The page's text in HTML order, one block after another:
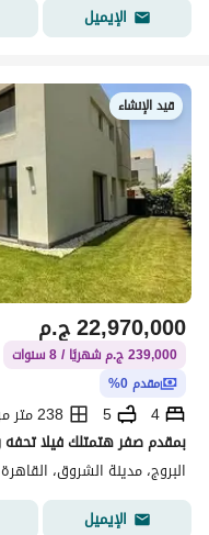
الإيميل
قيد الإنشاء
ج.م22,970,000
239,000 ج.م شهريًا / 8 سنوات
مقدم 0%
4
5
238 متر مربع
البروج، مدينة الشروق، القاهرة
الإيميل